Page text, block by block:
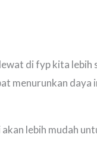
di fyp kita lebih
menurunkan daya
akan lebih mudah